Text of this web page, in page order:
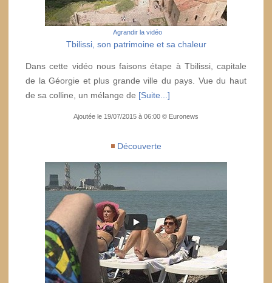
Agrandir la vidéo
Tbilissi, son patrimoine et sa chaleur
Dans cette vidéo nous faisons étape à Tbilissi, capitale
de la Géorgie et plus grande ville du pays. Vue du haut
de sa colline, un mélange de [Suite...]
Ajoutée le 19/07/2015 à 06:00 © Euronews
Découverte